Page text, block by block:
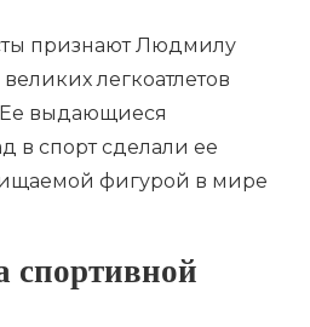
признают Людмилу
легкоатлетов
Ее выдающиеся
в спорт сделали ее
фигурой в мире
спортивной